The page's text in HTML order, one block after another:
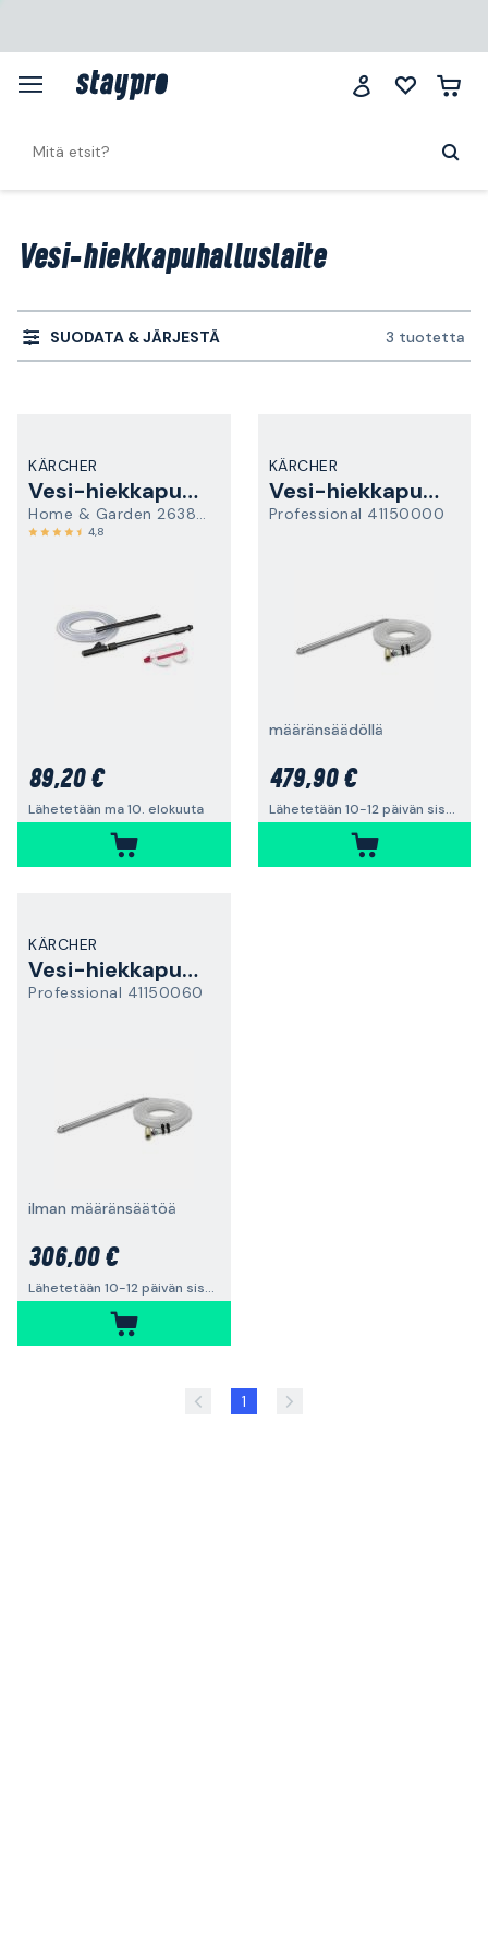
Vesi-hiekkapuhalluslaite
SUODATA & JÄRJESTÄ 3 tuotetta
KÄRCHER
Vesi-hiekkapuhalluslaite
Home & Garden 26387920
4,8
89,20 €
Lähetetään ma 10. elokuuta
KÄRCHER
Vesi-hiekkapuhalluslaite
Professional 41150000
määränsäädöllä
479,90 €
Lähetetään 10-12 päivän sisällä
KÄRCHER
Vesi-hiekkapuhalluslaite
Professional 41150060
ilman määränsäätöä
306,00 €
Lähetetään 10-12 päivän sisällä
1